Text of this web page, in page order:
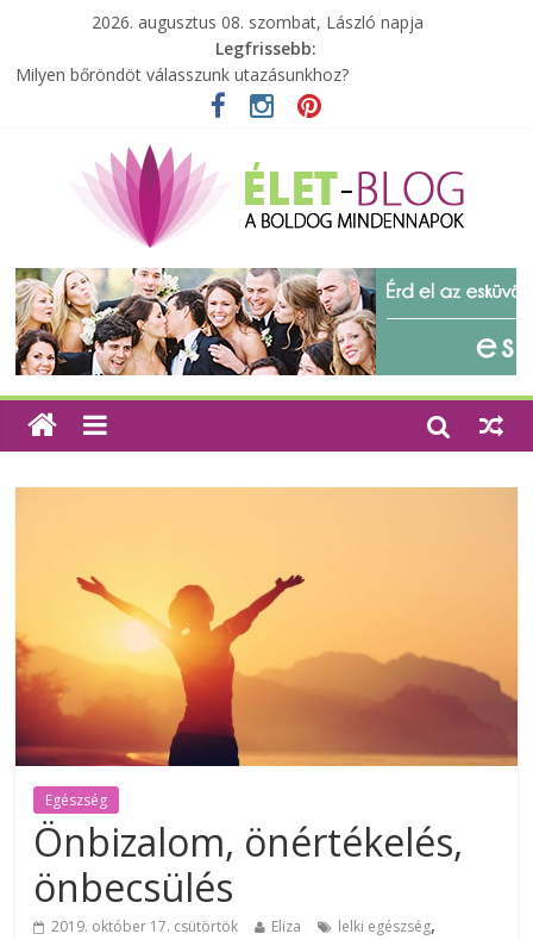
2026. augusztus 08. szombat, László napja
Legfrissebb:
Milyen bőröndöt válasszunk utazásunkhoz?
Elérhető zöld energia mindenki számára
Különleges tömörfa ládák Indiából
A zöld forradalom: A mosó- és parfümtermékek környezetbarát
szempontjainak erősítése
Egészség
Önbizalom, önértékelés,
önbecsülés
2019. október 17. csütörtök Eliza lelki egészség,